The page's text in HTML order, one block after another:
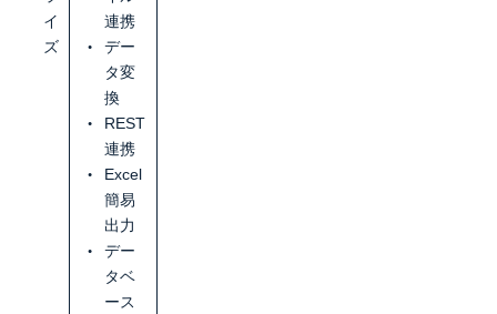
イ
ズ
連携
デー
タ変
換
REST
連携
Excel
簡易
出力
デー
タベ
ース